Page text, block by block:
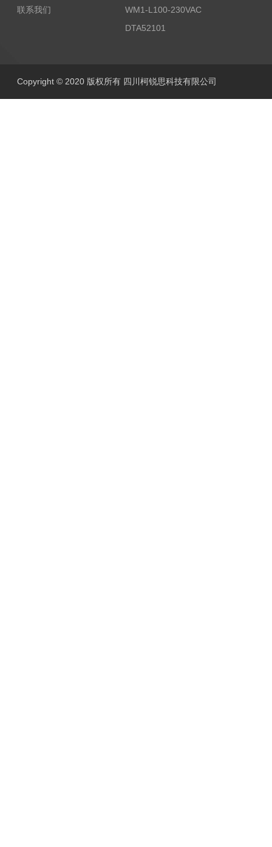
联系我们
WM1-L100-230VAC
DTA52101
Copyright © 2020 版权所有 四川柯锐思科技有限公司